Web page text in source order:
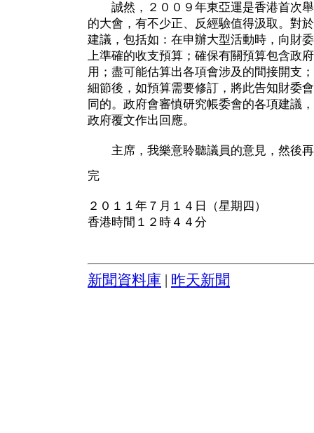
誠然，２００９年東亞運是香港首次舉
的大會，有不少正、反經驗值得汲取。對
建議，包括如：在申辦大型活動時，向財
上準確的收支預算；確保有關預算包含政
用；盡可能估算出各項會涉及的間接開支
細節後，如預算需要修訂，將此告知財委
同的。政府會審慎研究帳委會的各項建議
政府覆文作出回應。
主席，我樂意聆聽議員的意見，然後
完
２０１１年７月１４日（星期四）
香港時間１２時４４分
新聞資料庫 昨天新聞